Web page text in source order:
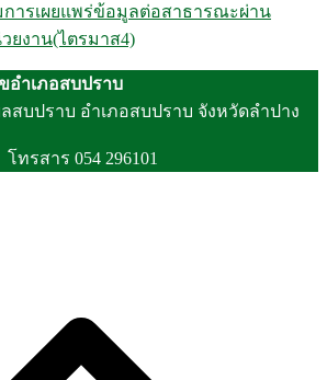
ารเผยแพร่ข้อมูลต่อสาธารณะผ่าน
ยงาน(ไตรมาส4)
ำเภอสบปราบ
สบปราบ อำเภอสบปราบ จังหวัดลำปาง
ทรสาร 054 296101